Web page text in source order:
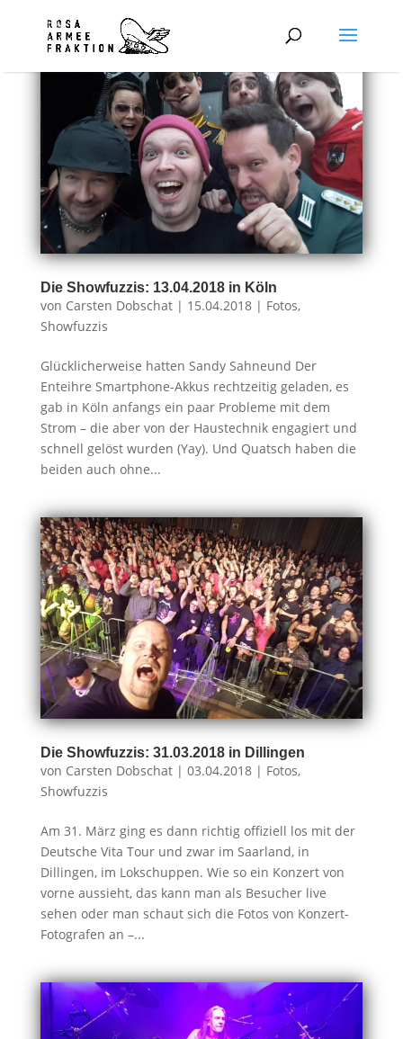
Die Showfuzzis: 13.04.2018 in Köln
von Carsten Dobschat| 15.04.2018| Fotos,
Showfuzzis
Glücklicherweise hatten Sandy Sahneund Der
Enteihre Smartphone-Akkus rechtzeitig geladen, es
gab in Köln anfangs ein paar Probleme mit dem
Strom – die aber von der Haustechnik engagiert und
schnell gelöst wurden (Yay). Und Quatsch haben die
beiden auch ohne...
Die Showfuzzis: 31.03.2018 in Dillingen
von Carsten Dobschat| 03.04.2018| Fotos,
Showfuzzis
Am 31. März ging es dann richtig offiziell los mit der
Deutsche Vita Tour und zwar im Saarland, in
Dillingen, im Lokschuppen. Wie so ein Konzert von
vorne aussieht, das kann man als Besucher live
sehen oder man schaut sich die Fotos von Konzert-
Fotografen an –...